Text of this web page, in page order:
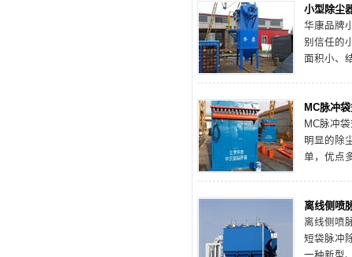
小型除尘
华康品牌
别信任的
面积小、
华康环保
产经验，
以适应市
MC脉冲
MC脉冲
明显的除
单，优点
定会另您
离线侧喷
离线侧喷
短袋脉冲